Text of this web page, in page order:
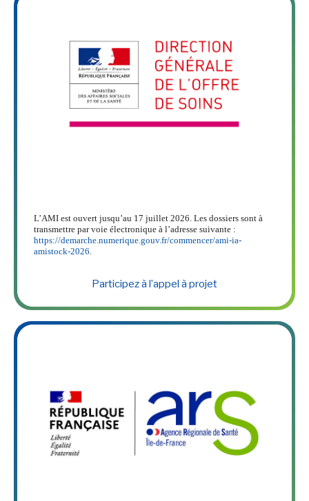
L’AMI est ouvert jusqu’au 17 juillet 2026. Les dossiers sont à
transmettre par voie électronique à l’adresse suivante :
https://demarche.numerique.gouv.fr/commencer/ami-ia-
amistock-2026
Participez à l’appel à projet